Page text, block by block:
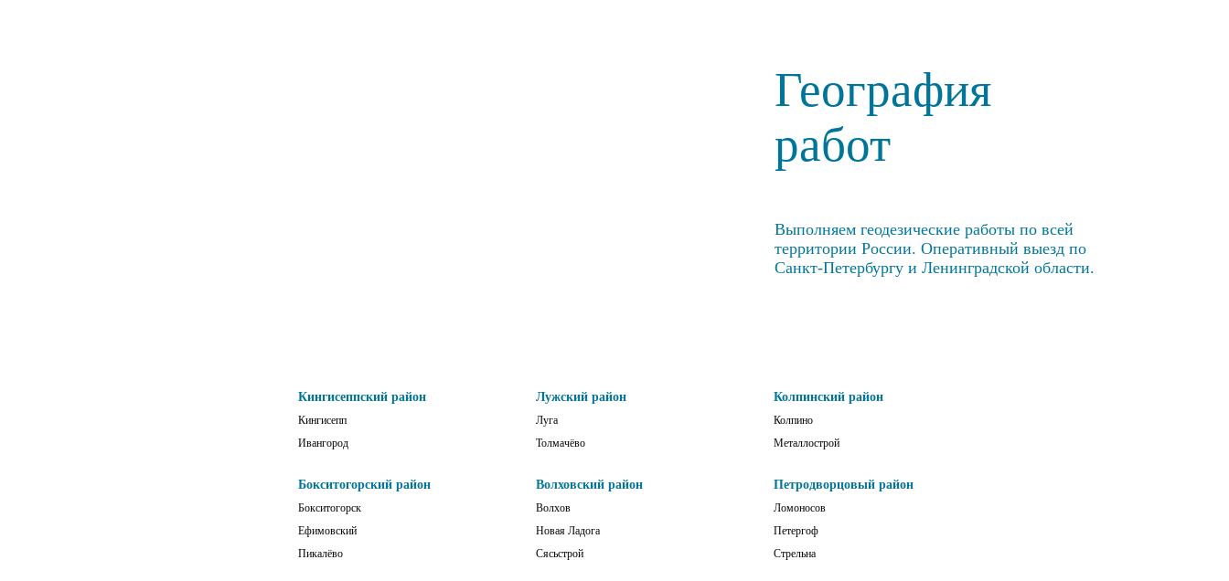
География
работ
Выполняем геодезические работы по всей
территории России. Оперативный выезд по
Санкт-Петербургу и Ленинградской области.
Кингисеппский район
Кингисепп
Ивангород
Лужский район
Луга
Толмачёво
Колпинский район
Колпино
Металлострой
Бокситогорский район
Бокситогорск
Ефимовский
Пикалёво
Волховский район
Волхов
Новая Ладога
Сясьстрой
Петродворцовый район
Ломоносов
Петергоф
Стрельна